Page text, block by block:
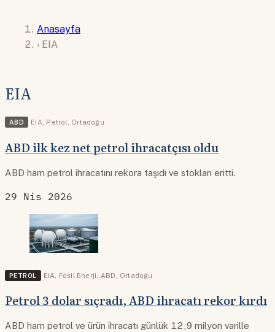
Anasayfa
› EIA
EIA
ABD EIA, Petrol, Ortadoğu
ABD ilk kez net petrol ihracatçısı oldu
ABD ham petrol ihracatını rekora taşıdı ve stokları eritti.
29 Nis 2026
PETROL EIA Fosil Enerji ABD Ortadoğu
Petrol 3 dolar sıçradı, ABD ihracatı rekor kırdı
ABD ham petrol ve ürün ihracatı günlük 12,9 milyon varille